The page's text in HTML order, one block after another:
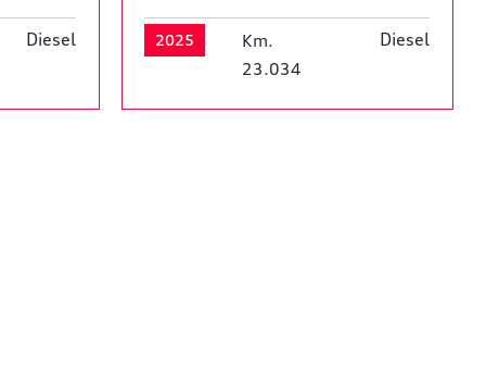
Diesel 2025
Km.
23.034
Diesel